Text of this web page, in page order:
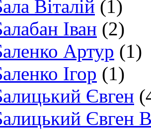
Віталій (1)
Іван (2)
Артур (1)
Ігор (1)
Євген
Євген